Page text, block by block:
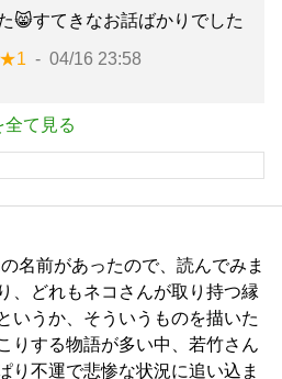
😸すてきなお話ばかりでした
★1 04/16 23:58
て見る
名前があったので、読んでみま
、どれもネコさんが取り持つ縁
いうか、そういうものを描いた
りする物語が多い中、若竹さん
り不運で悲惨な状況に追い込ま